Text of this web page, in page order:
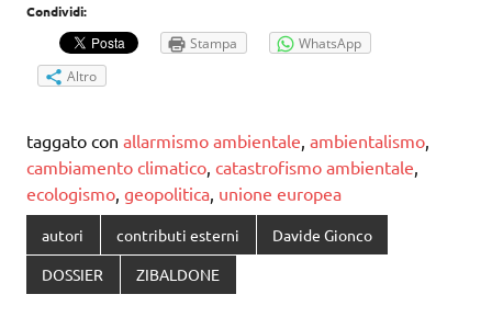
Condividi:
Stampa
WhatsApp
Altro
taggato con allarmismo ambientale, ambientalismo,
cambiamento climatico, catastrofismo ambientale,
ecologismo, geopolitica, unione europea
autori contributi esterni Davide Gionco
DOSSIER ZIBALDONE